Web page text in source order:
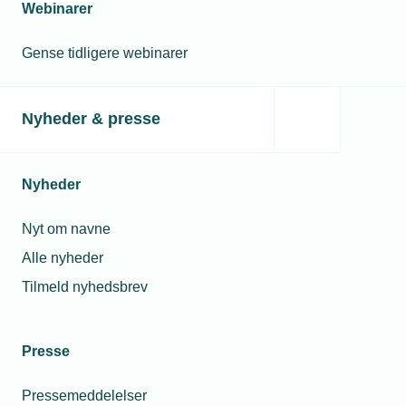
Webinarer
Gense tidligere webinarer
Nyheder & presse
Nyheder
Nyt om navne
Alle nyheder
Tilmeld nyhedsbrev
Presse
Pressemeddelelser
18.
2024
Online
Teams
Pris
Medlemspris
0
Kr.
er afholdt